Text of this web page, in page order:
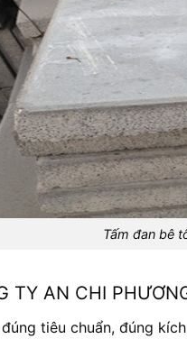
Tấm đan bê
TY AN CHI
tiêu chuẩn, đúng